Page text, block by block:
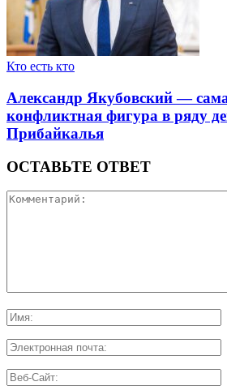
Кто есть кто
Александр Якубовский —
конфликтная фигура в ряду
Прибайкалья
ОСТАВЬТЕ ОТВЕТ